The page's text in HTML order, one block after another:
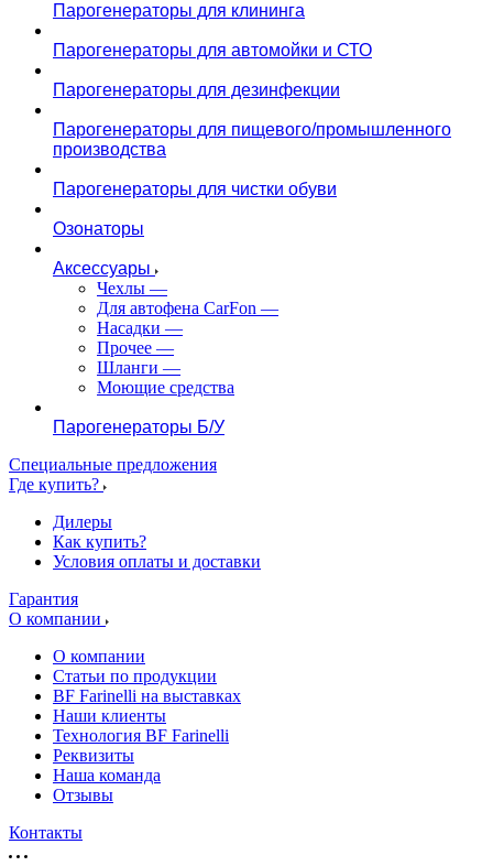
Парогенераторы для клининга
Парогенераторы для автомойки и СТО
Парогенераторы для дезинфекции
Парогенераторы для пищевого/промышленного
производства
Парогенераторы для чистки обуви
Озонаторы
Аксессуары
Чехлы —
Для автофена CarFon —
Насадки —
Прочее —
Шланги —
Моющие средства
Парогенераторы Б/У
Специальные предложения
Где купить?
Дилеры
Как купить?
Условия оплаты и доставки
Гарантия
О компании
О компании
Статьи по продукции
BF Farinelli на выставках
Наши клиенты
Технология BF Farinelli
Реквизиты
Наша команда
Отзывы
Контакты